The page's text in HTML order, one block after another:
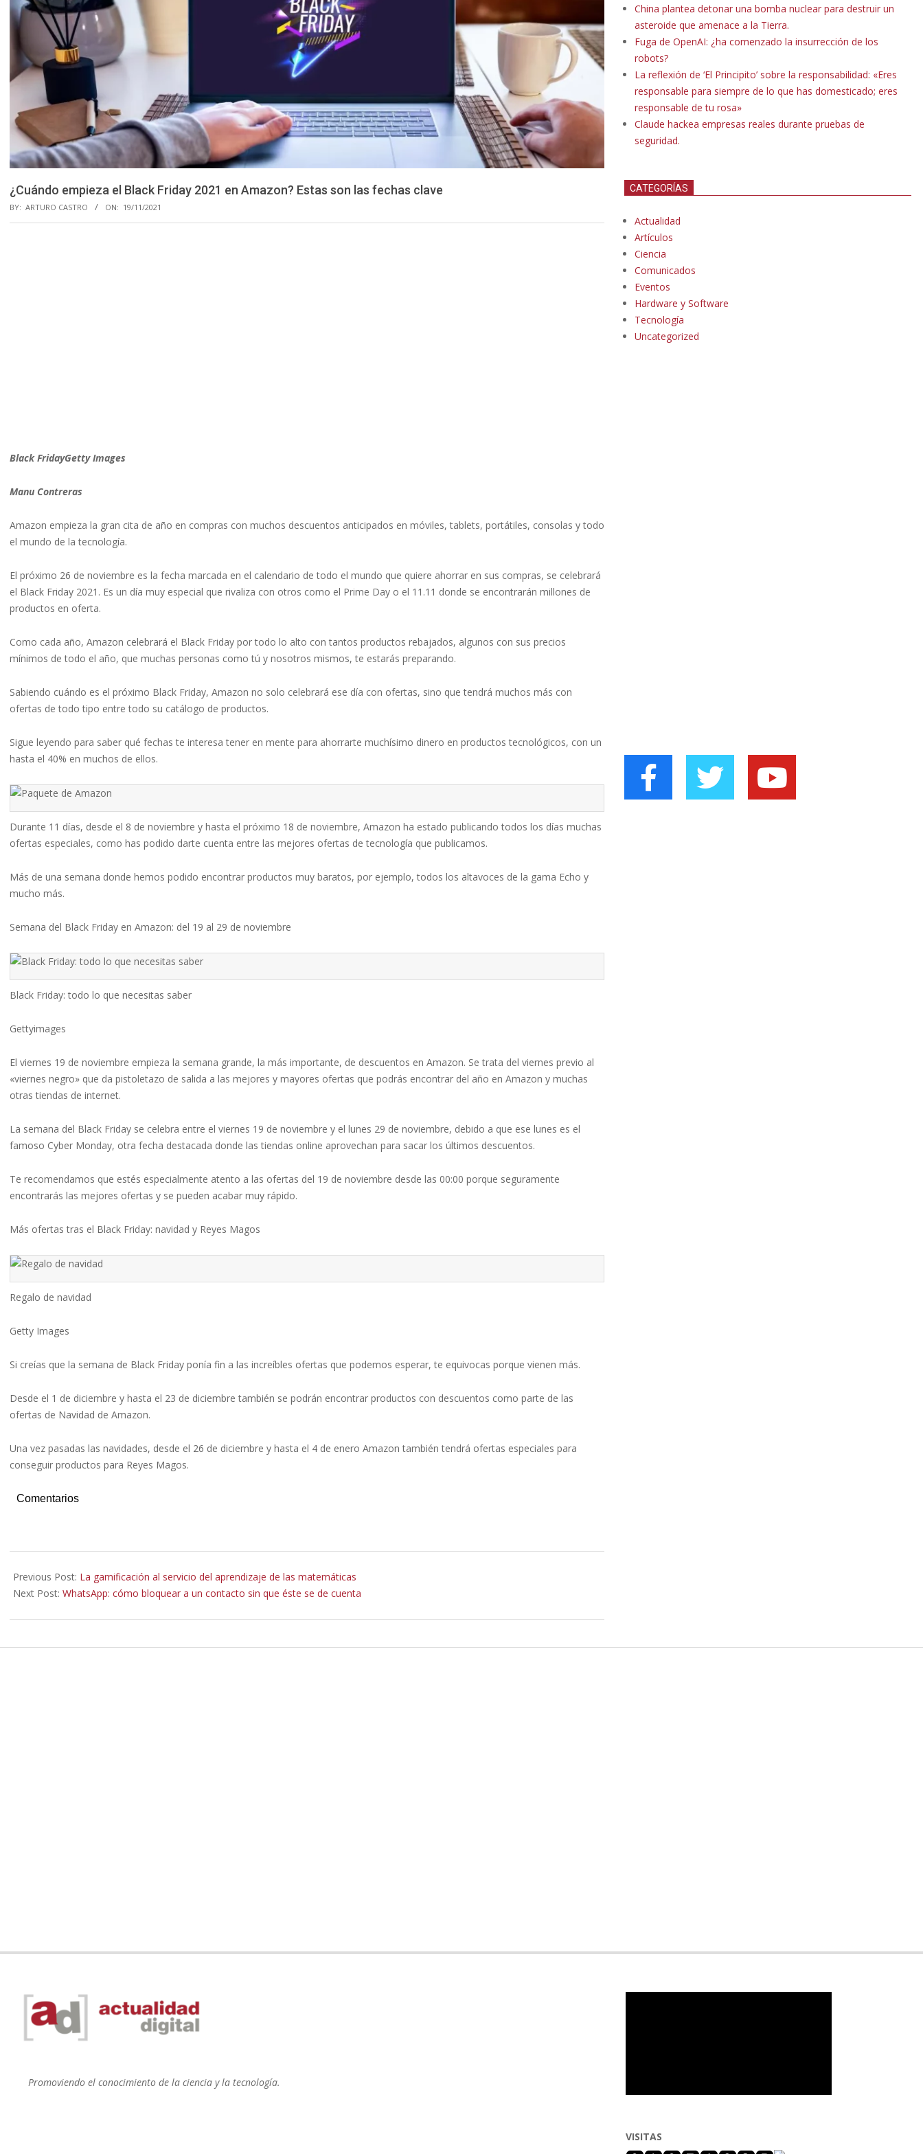
¿Cuándo empieza el Black Friday 2021 en Amazon? Estas son las fechas clave
BY: ARTURO CASTRO ON: 19/11/2021
Black FridayGetty Images
Manu Contreras
Amazon empieza la gran cita de año en compras con muchos descuentos anticipados en móviles, tablets, portátiles, consolas y todo
el mundo de la tecnología.
El próximo 26 de noviembre es la fecha marcada en el calendario de todo el mundo que quiere ahorrar en sus compras, se celebrará
el Black Friday 2021. Es un día muy especial que rivaliza con otros como el Prime Day o el 11.11 donde se encontrarán millones de
productos en oferta.
Como cada año, Amazon celebrará el Black Friday por todo lo alto con tantos productos rebajados, algunos con sus precios
mínimos de todo el año, que muchas personas como tú y nosotros mismos, te estarás preparando.
Sabiendo cuándo es el próximo Black Friday, Amazon no solo celebrará ese día con ofertas, sino que tendrá muchos más con
ofertas de todo tipo entre todo su catálogo de productos.
Sigue leyendo para saber qué fechas te interesa tener en mente para ahorrarte muchísimo dinero en productos tecnológicos, con un
hasta el 40% en muchos de ellos.
Durante 11 días, desde el 8 de noviembre y hasta el próximo 18 de noviembre, Amazon ha estado publicando todos los días muchas
ofertas especiales, como has podido darte cuenta entre las mejores ofertas de tecnología que publicamos.
Más de una semana donde hemos podido encontrar productos muy baratos, por ejemplo, todos los altavoces de la gama Echo y
mucho más.
Semana del Black Friday en Amazon: del 19 al 29 de noviembre
Black Friday: todo lo que necesitas saber
Gettyimages
El viernes 19 de noviembre empieza la semana grande, la más importante, de descuentos en Amazon. Se trata del viernes previo al
«viernes negro» que da pistoletazo de salida a las mejores y mayores ofertas que podrás encontrar del año en Amazon y muchas
otras tiendas de internet.
La semana del Black Friday se celebra entre el viernes 19 de noviembre y el lunes 29 de noviembre, debido a que ese lunes es el
famoso Cyber Monday, otra fecha destacada donde las tiendas online aprovechan para sacar los últimos descuentos.
Te recomendamos que estés especialmente atento a las ofertas del 19 de noviembre desde las 00:00 porque seguramente
encontrarás las mejores ofertas y se pueden acabar muy rápido.
Más ofertas tras el Black Friday: navidad y Reyes Magos
Regalo de navidad
Getty Images
Si creías que la semana de Black Friday ponía fin a las increíbles ofertas que podemos esperar, te equivocas porque vienen más.
Desde el 1 de diciembre y hasta el 23 de diciembre también se podrán encontrar productos con descuentos como parte de las
ofertas de Navidad de Amazon.
Una vez pasadas las navidades, desde el 26 de diciembre y hasta el 4 de enero Amazon también tendrá ofertas especiales para
conseguir productos para Reyes Magos.
Comentarios
11-
19
Previous Post: La gamificación al servicio del aprendizaje de las matemáticas
Next Post: WhatsApp: cómo bloquear a un contacto sin que éste se de cuenta
China plantea detonar una bomba nuclear para destruir un
asteroide que amenace a la Tierra.
Fuga de OpenAI: ¿ha comenzado la insurrección de los
robots?
La reflexión de ‘El Principito’ sobre la responsabilidad: «Eres
responsable para siempre de lo que has domesticado; eres
responsable de tu rosa»
Claude hackea empresas reales durante pruebas de
seguridad.
CATEGORÍAS
Actualidad
Artículos
Ciencia
Comunicados
Eventos
Hardware y Software
Tecnología
Uncategorized
Promoviendo el conocimiento de la ciencia y la tecnología.
VISITAS